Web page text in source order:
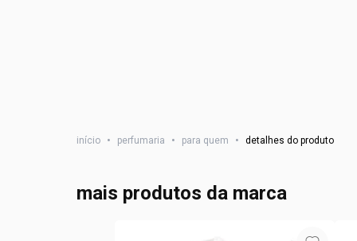
início • perfumaria • para quem • detalhes do produto
mais produtos da marca